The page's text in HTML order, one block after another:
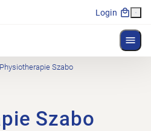
Login
Physiotherapie Szabo
Szabo